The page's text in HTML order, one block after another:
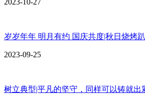
岁岁年年 明月有约 国庆共度|秋日烧烤趴
2023-09-25
树立典型|平凡的坚守，同样可以铸就出